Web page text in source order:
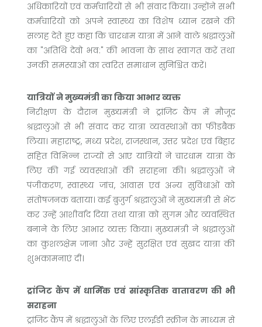
अधिकारियों एवं कर्मचारियों से भी संवाद किया। उन्होंने सभी
कर्मचारियों को अपने स्वास्थ्य का विशेष ध्यान रखने की
सलाह देते हुए कहा कि चारधाम यात्रा में आने वाले श्रद्धालुओं
का "अतिथि देवो भव:" की भावना के साथ स्वागत करें तथा
उनकी समस्याओं का त्वरित समाधान सुनिश्चित करें।
यात्रियों ने मुख्यमंत्री का किया आभार व्यक्त
निरीक्षण के दौरान मुख्यमंत्री ने ट्रांजिट कैंप में मौजूद
श्रद्धालुओं से भी संवाद कर यात्रा व्यवस्थाओं का फीडबैक
लिया। महाराष्ट्र, मध्य प्रदेश, राजस्थान, उत्तर प्रदेश एवं बिहार
सहित विभिन्न राज्यों से आए यात्रियों ने चारधाम यात्रा के
लिए की गई व्यवस्थाओं की सराहना की। श्रद्धालुओं ने
पंजीकरण, स्वास्थ्य जांच, आवास एवं अन्य सुविधाओं को
संतोषजनक बताया। कई बुजुर्ग श्रद्धालुओं ने मुख्यमंत्री से भेंट
कर उन्हें आशीर्वाद दिया तथा यात्रा को सुगम और व्यवस्थित
बनाने के लिए आभार व्यक्त किया। मुख्यमंत्री ने श्रद्धालुओं
का कुशलक्षेम जाना और उन्हें सुरक्षित एवं सुखद यात्रा की
शुभकामनाएं दीं।
ट्रांजिट कैंप में धार्मिक एवं सांस्कृतिक वातावरण की भी
सराहना
ट्रांजिट कैंप में श्रद्धालुओं के लिए एलईडी स्क्रीन के माध्यम से